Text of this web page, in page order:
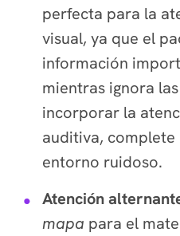
perfecta para la
visual, ya que el
información
mientras ignora
incorporar la
auditiva, complete
entorno ruidoso.
Atención
mapa para el